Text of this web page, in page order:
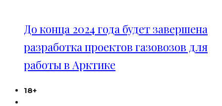
До конца 2024 года будет завершена
разработка проектов газовозов для
работы в Арктике
18+